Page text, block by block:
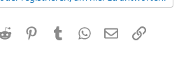
Reddit PinterestTumblr WhatsApp
E-MailLink